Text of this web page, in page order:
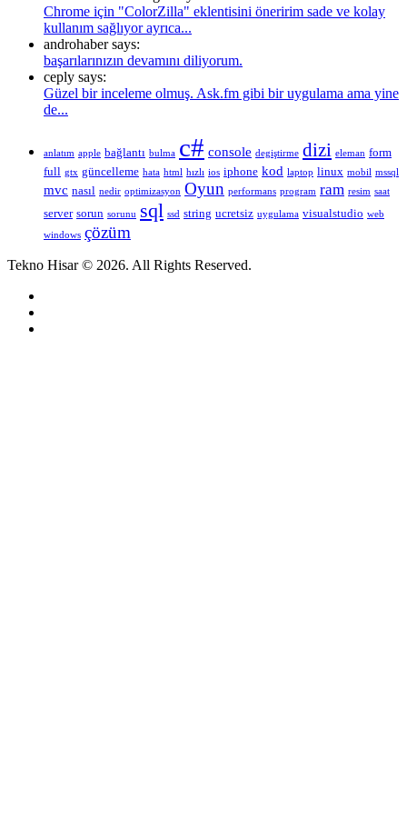
Chrome için "ColorZilla" eklentisini öneririm sade ve kolay
kullanım sağlıyor ayrıca...
androhaber says:
başarılarınızın devamını diliyorum.
ceply says:
Güzel bir inceleme olmuş. Ask.fm gibi bir uygulama ama yine
de...
anlatım apple bağlantı bulma c# console degiştirme dizi eleman form
full gtx güncelleme hata html hızlı ios iphone kod laptop linux mobil mssql
mvc nasıl nedir optimizasyon Oyun performans program ram resim saat
server sorun sorunu sql ssd string ucretsiz uygulama visualstudio web
windows çözüm
Tekno Hisar © 2026. All Rights Reserved.